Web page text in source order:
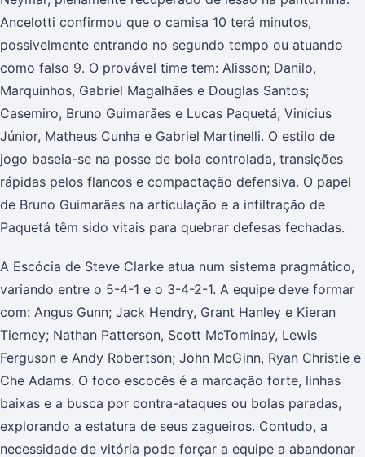
Ancelotti confirmou que o camisa 10 terá minutos,
possivelmente entrando no segundo tempo ou atuando
como falso 9. O provável time tem: Alisson; Danilo,
Marquinhos, Gabriel Magalhães e Douglas Santos;
Casemiro, Bruno Guimarães e Lucas Paquetá; Vinícius
Júnior, Matheus Cunha e Gabriel Martinelli. O estilo de
jogo baseia-se na posse de bola controlada, transições
rápidas pelos flancos e compactação defensiva. O papel
de Bruno Guimarães na articulação e a infiltração de
Paquetá têm sido vitais para quebrar defesas fechadas.
A Escócia de Steve Clarke atua num sistema pragmático,
variando entre o 5-4-1 e o 3-4-2-1. A equipe deve formar
com: Angus Gunn; Jack Hendry, Grant Hanley e Kieran
Tierney; Nathan Patterson, Scott McTominay, Lewis
Ferguson e Andy Robertson; John McGinn, Ryan Christie e
Che Adams. O foco escocês é a marcação forte, linhas
baixas e a busca por contra-ataques ou bolas paradas,
explorando a estatura de seus zagueiros. Contudo, a
necessidade de vitória pode forçar a equipe a abandonar